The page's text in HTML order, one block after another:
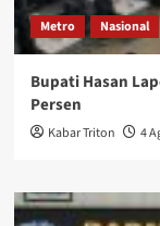
Metro Nasional
Bupati Hasan
Persen
Kabar Triton 4